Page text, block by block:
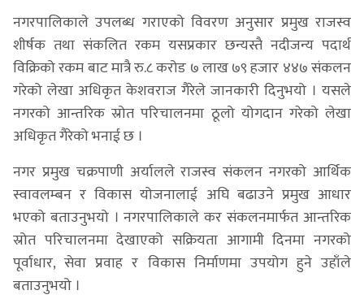
नगरपालिकाले उपलब्ध गराएको विवरण अनुसार प्रमुख राजस्व
शीर्षक तथा संकलित रकम यसप्रकार छन्यस्तै नदीजन्य पदार्थ
विक्रिको रकम बाट मात्रै रु.८ करोड ७ लाख ७९ हजार ४४७ संकलन
गरेको लेखा अधिकृत केशवराज गैरेले जानकारी दिनुभयो । यसले
नगरको आन्तरिक स्रोत परिचालनमा ठूलो योगदान गरेको लेखा
अधिकृत गैरेको भनाई छ ।
नगर प्रमुख चक्रपाणी अर्यालले राजस्व संकलन नगरको आर्थिक
स्वावलम्बन र विकास योजनालाई अघि बढाउने प्रमुख आधार
भएको बताउनुभयो । नगरपालिकाले कर संकलनमार्फत आन्तरिक
स्रोत परिचालनमा देखाएको सक्रियता आगामी दिनमा नगरको
पूर्वाधार, सेवा प्रवाह र विकास निर्माणमा उपयोग हुने उहाँले
बताउनुभयो ।